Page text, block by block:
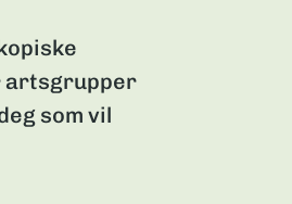
artsgrupper
som vil